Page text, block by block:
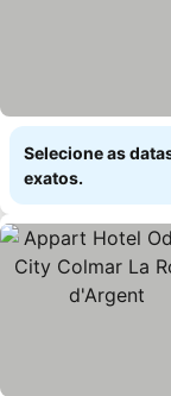
Selecione as
exatos.